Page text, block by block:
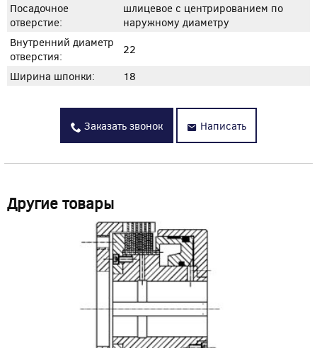
Посадочное
отверстие:
шлицевое с центрированием по
наружному диаметру
Внутренний диаметр
отверстия:
22
Ширина шпонки:
18
Заказать звонок Написать
Другие товары